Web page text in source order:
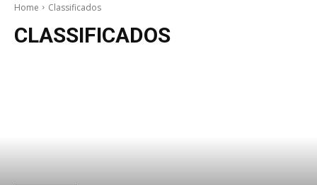
Home Classificados
CLASSIFICADOS